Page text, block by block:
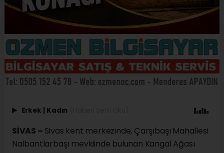
Erkek Kadın
SİVAS – Sivas kent merkezinde, Çarşıbaşı Mahallesi
Nalbantlarbaşı mevkiinde bulunan Kangal Ağası